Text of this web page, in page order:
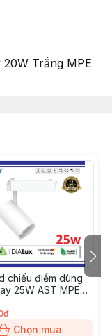
Trắng MPE
chiếu điểm dùng
25W AST MPE
Chọn mua